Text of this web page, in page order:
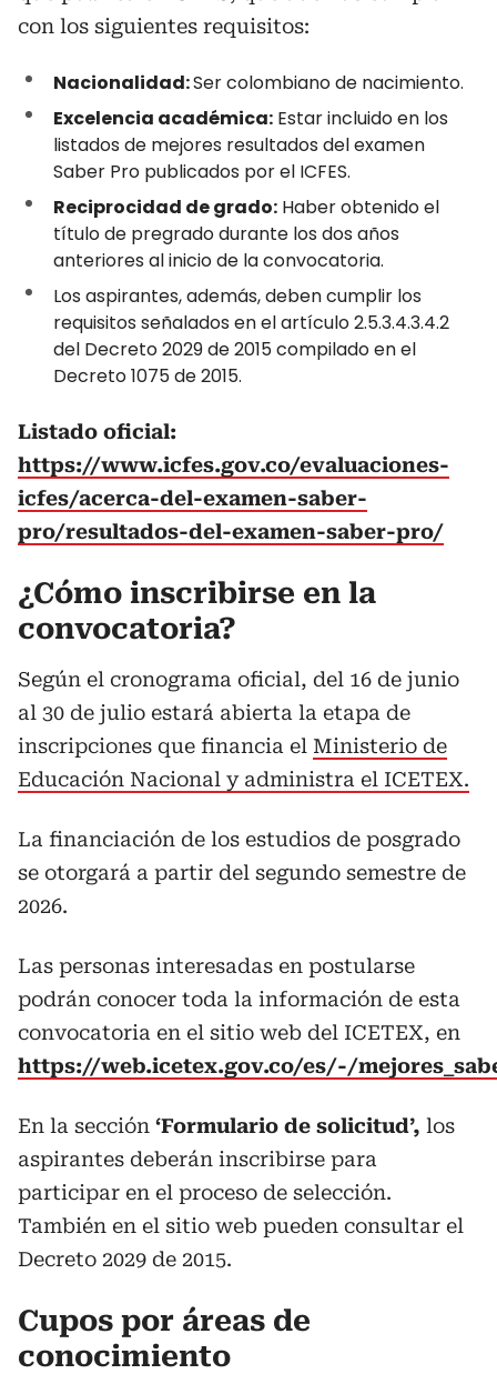
con los siguientes requisitos:
Nacionalidad:Ser colombiano de nacimiento.
Excelencia académica: Estar incluido en los
listados de mejores resultados del examen
Saber Pro publicados por el ICFES.
Reciprocidad de grado: Haber obtenido el
título de pregrado durante los dos años
anteriores al inicio de la convocatoria.
Los aspirantes, además, deben cumplir los
requisitos señalados en el artículo 2.5.3.4.3.4.2
del Decreto 2029 de 2015 compilado en el
Decreto 1075 de 2015.
Listado oficial:
https://www.icfes.gov.co/evaluaciones-
icfes/acerca-del-examen-saber-
pro/resultados-del-examen-saber-pro/
¿Cómo inscribirse en la
convocatoria?
Según el cronograma oficial, del 16 de junio
al 30 de julio estará abierta la etapa de
inscripciones que financia el Ministerio de
Educación Nacional y administra el ICETEX.
La financiación de los estudios de posgrado
se otorgará a partir del segundo semestre de
2026.
Las personas interesadas en postularse
podrán conocer toda la información de esta
convocatoria en el sitio web del ICETEX, en
https://web.icetex.gov.co/es/-/
En la sección ‘Formulario de solicitud’, los
aspirantes deberán inscribirse para
participar en el proceso de selección.
También en el sitio web pueden consultar el
Decreto 2029 de 2015.
Cupos por áreas de
conocimiento